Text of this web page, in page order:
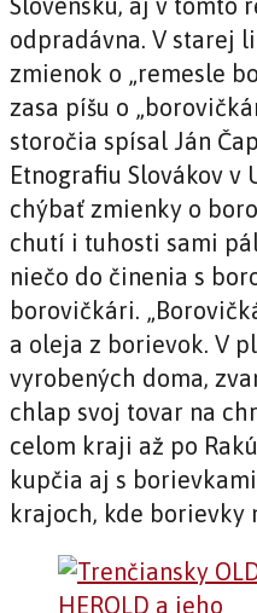
Slovensku, aj v tomto
odpradávna. V starej
zmienok o „remesle
zasa píšu o
storočia spísal Ján
Etnografiu Slovákov v
chýbať zmienky o
chutí i tuhosti sami
niečo do činenia s
borovičkári.
a oleja z borievok. V
vyrobených doma,
chlap svoj tovar na
celom kraji až po
kupčia aj s
krajoch, kde borievky